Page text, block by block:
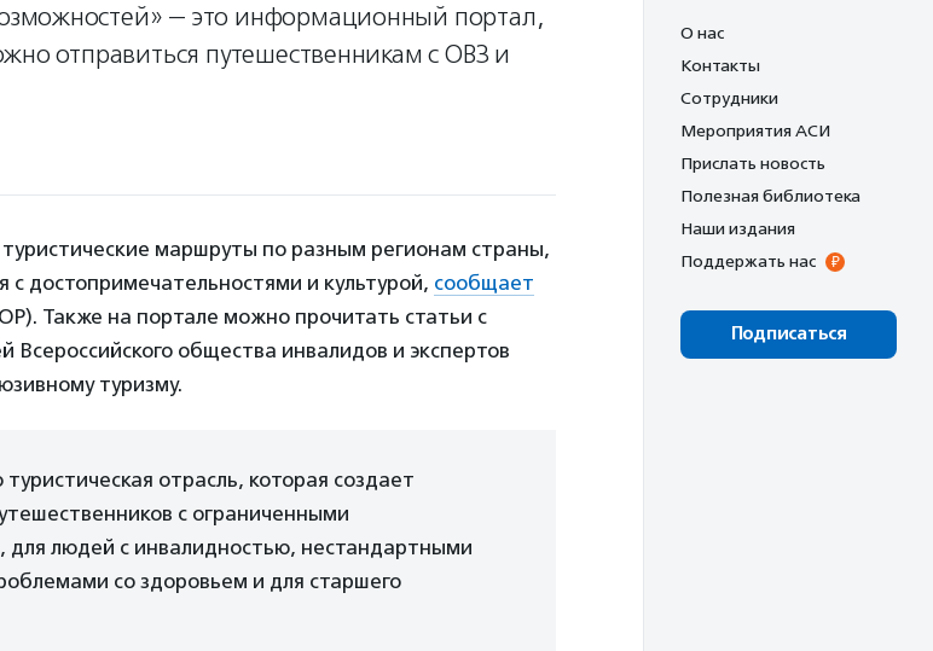
— это информационный портал,
отправиться путешественникам с ОВЗ и
маршруты по разным регионам страны,
с достопримечательностями и культурой, сообщает
Также на портале можно прочитать статьи с
общества инвалидов и экспертов
туризму.
отрасль, которая создает
с ограниченными
людей с инвалидностью, нестандартными
со здоровьем и для старшего
О нас
Контакты
Сотрудники
Мероприятия АСИ
Прислать новость
Полезная библиотека
Наши издания
Поддержать нас
Подписаться